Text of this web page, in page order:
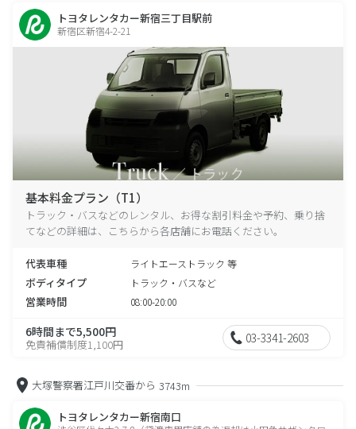
トヨタレンタカー新宿三丁目駅前
新宿区新宿4-2-21
基本料金プラン（T1）
トラック・バスなどのレンタル、お得な割引料金や予約、乗り捨
てなどの詳細は、こちらから各店舗にお電話ください。
代表車種 ライトエーストラック 等
ボディタイプ トラック・バスなど
営業時間 08:00-20:00
6時間まで5,500円
免責補償制度1,100円 03-3341-2603
大塚警察署江戸川交番から 3743m
トヨタレンタカー新宿南口